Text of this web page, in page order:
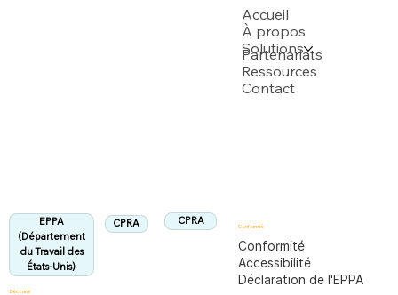
CPRA
EPPA
(Département
du Travail des
États-Unis)
CPRA
Accueil
À propos
Solutions
Partenariats
Ressources
Contact
Découvrir
Conformité
Conformité
Accessibilité
Déclaration de l'EPPA